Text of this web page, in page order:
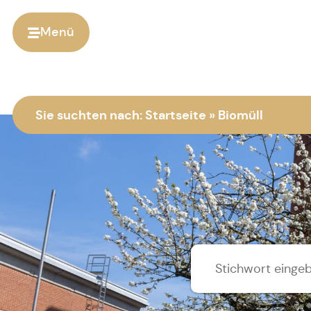
Menü
Sie suchten nach: Startseite » Biomüll